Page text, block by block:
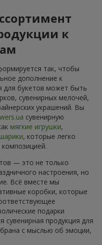
к
так, чтобы
дополнение к
для букетов может быть
сувенирных мелочей,
украшений. Вы
сувенирную
мягкие игрушки,
, которые легко
— это не только
настроения, но
Всё вместе мы
коробки, которые
подарки
сувенирная продукция для
с мыслью об эмоции,